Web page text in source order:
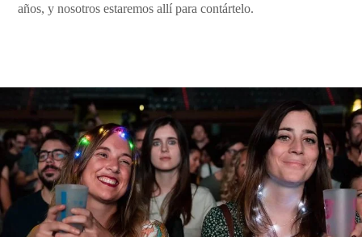
años, y nosotros estaremos allí para contártelo.